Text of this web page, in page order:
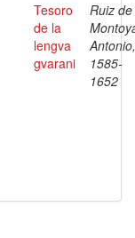
Tesoro
de la
lengva
gvarani
Ruiz de
Antonio,
1585-
1652